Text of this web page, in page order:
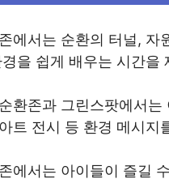
에서는 순환의 터널, 자
을 쉽게 배우는 시간을
환존과 그린스팟에서
트 전시 등 환경 메시지
에서는 아이들이 즐길